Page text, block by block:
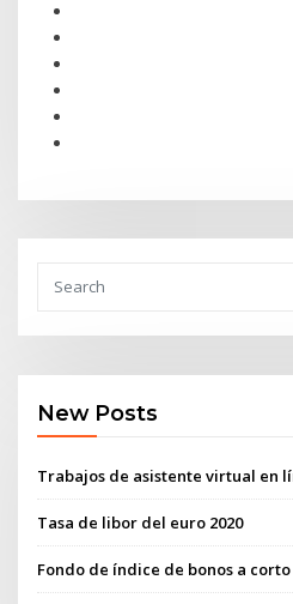
New Posts
Trabajos de asistente virtual en
Tasa de libor del euro 2020
Fondo de índice de bonos a